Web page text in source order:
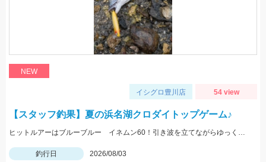
NEW
イシグロ豊川店 54 view
【スタッフ釣果】夏の浜名湖クロダイトップゲーム♪
ヒットルアーはブルーブルー イネムン60！引き波を立てながらゆっくり水面をタダ巻き。単発でしたがバシュッと気持ちよくバイトが出ました☆
釣行日
2026/08/03